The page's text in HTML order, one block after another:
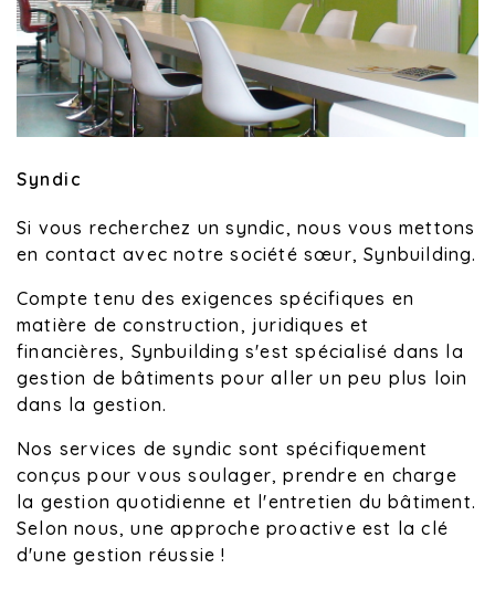
Syndic
Si vous recherchez un syndic, nous vous mettons
en contact avec notre société sœur, Synbuilding.
Compte tenu des exigences spécifiques en
matière de construction, juridiques et
financières, Synbuilding s'est spécialisé dans la
gestion de bâtiments pour aller un peu plus loin
dans la gestion.
Nos services de syndic sont spécifiquement
conçus pour vous soulager, prendre en charge
la gestion quotidienne et l'entretien du bâtiment.
Selon nous, une approche proactive est la clé
d'une gestion réussie !